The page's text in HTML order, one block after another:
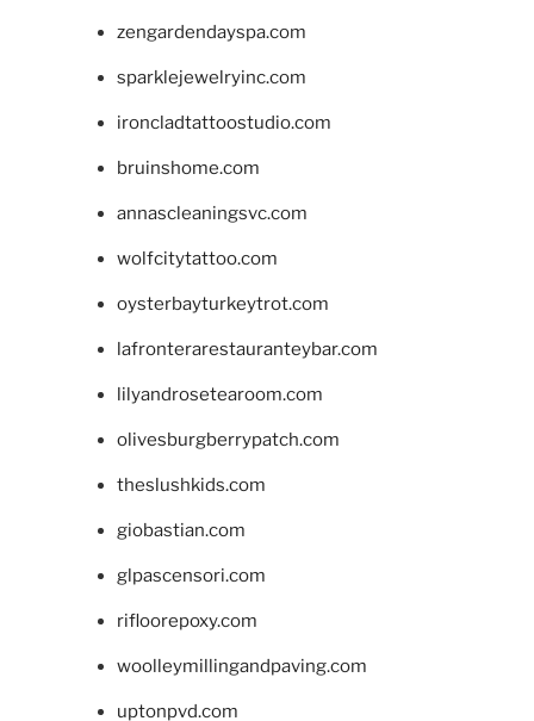
zengardendayspa.com
sparklejewelryinc.com
ironcladtattoostudio.com
bruinshome.com
annascleaningsvc.com
wolfcitytattoo.com
oysterbayturkeytrot.com
lafronterarestauranteybar.com
lilyandrosetearoom.com
olivesburgberrypatch.com
theslushkids.com
giobastian.com
glpascensori.com
rifloorepoxy.com
woolleymillingandpaving.com
uptonpvd.com